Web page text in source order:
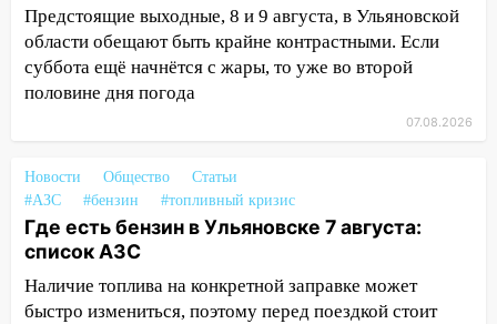
13:20 В Ульяновске за один день
обокрали женщину на пляже и
подростка в сквере
13:01 В Димитровграде мужчина
выбросил из машины страйкбольную
12:34 На Ульяновскую область
надвигается сильнейшая непогода: град
и шквал до 27 м/с
12:31 Ульяновец хотел купить иномарку
из Европы и потерял 760 тысяч рублей
Предстоящие выходные, 8 и 9 августа, в Ульяновской
области обещают быть крайне контрастными. Если
суббота ещё начнётся с жары, то уже во второй
половине дня погода
07.08.2026
Новости Общество
Статьи
#АЗС
#бензин #топливный кризис
Где есть бензин в Ульяновске 7 августа:
список АЗС
Наличие топлива на конкретной заправке может
быстро измениться, поэтому перед поездкой стоит